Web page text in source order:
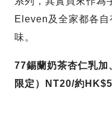
Eleven及全家都各自
味。
77錫蘭奶茶杏仁乳
限定）NT20/約